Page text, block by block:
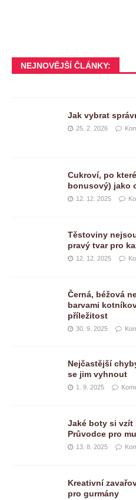
NEJNOVĚJŠÍ ČLÁNKY:
Jak vybrat
25. 2. 2026
Cukroví, po
bonusový) jako
12. 12. 2025
Těstoviny
pravý tvar pro
12. 12. 2025
Černá, béžová
barvami
příležitost
30. 9. 2025
Nejčastější
se jim vyhnout
1. 9. 2025
Jaké boty si vzít
Průvodce pro
13. 8. 2025
Kreativní
pro gurmány